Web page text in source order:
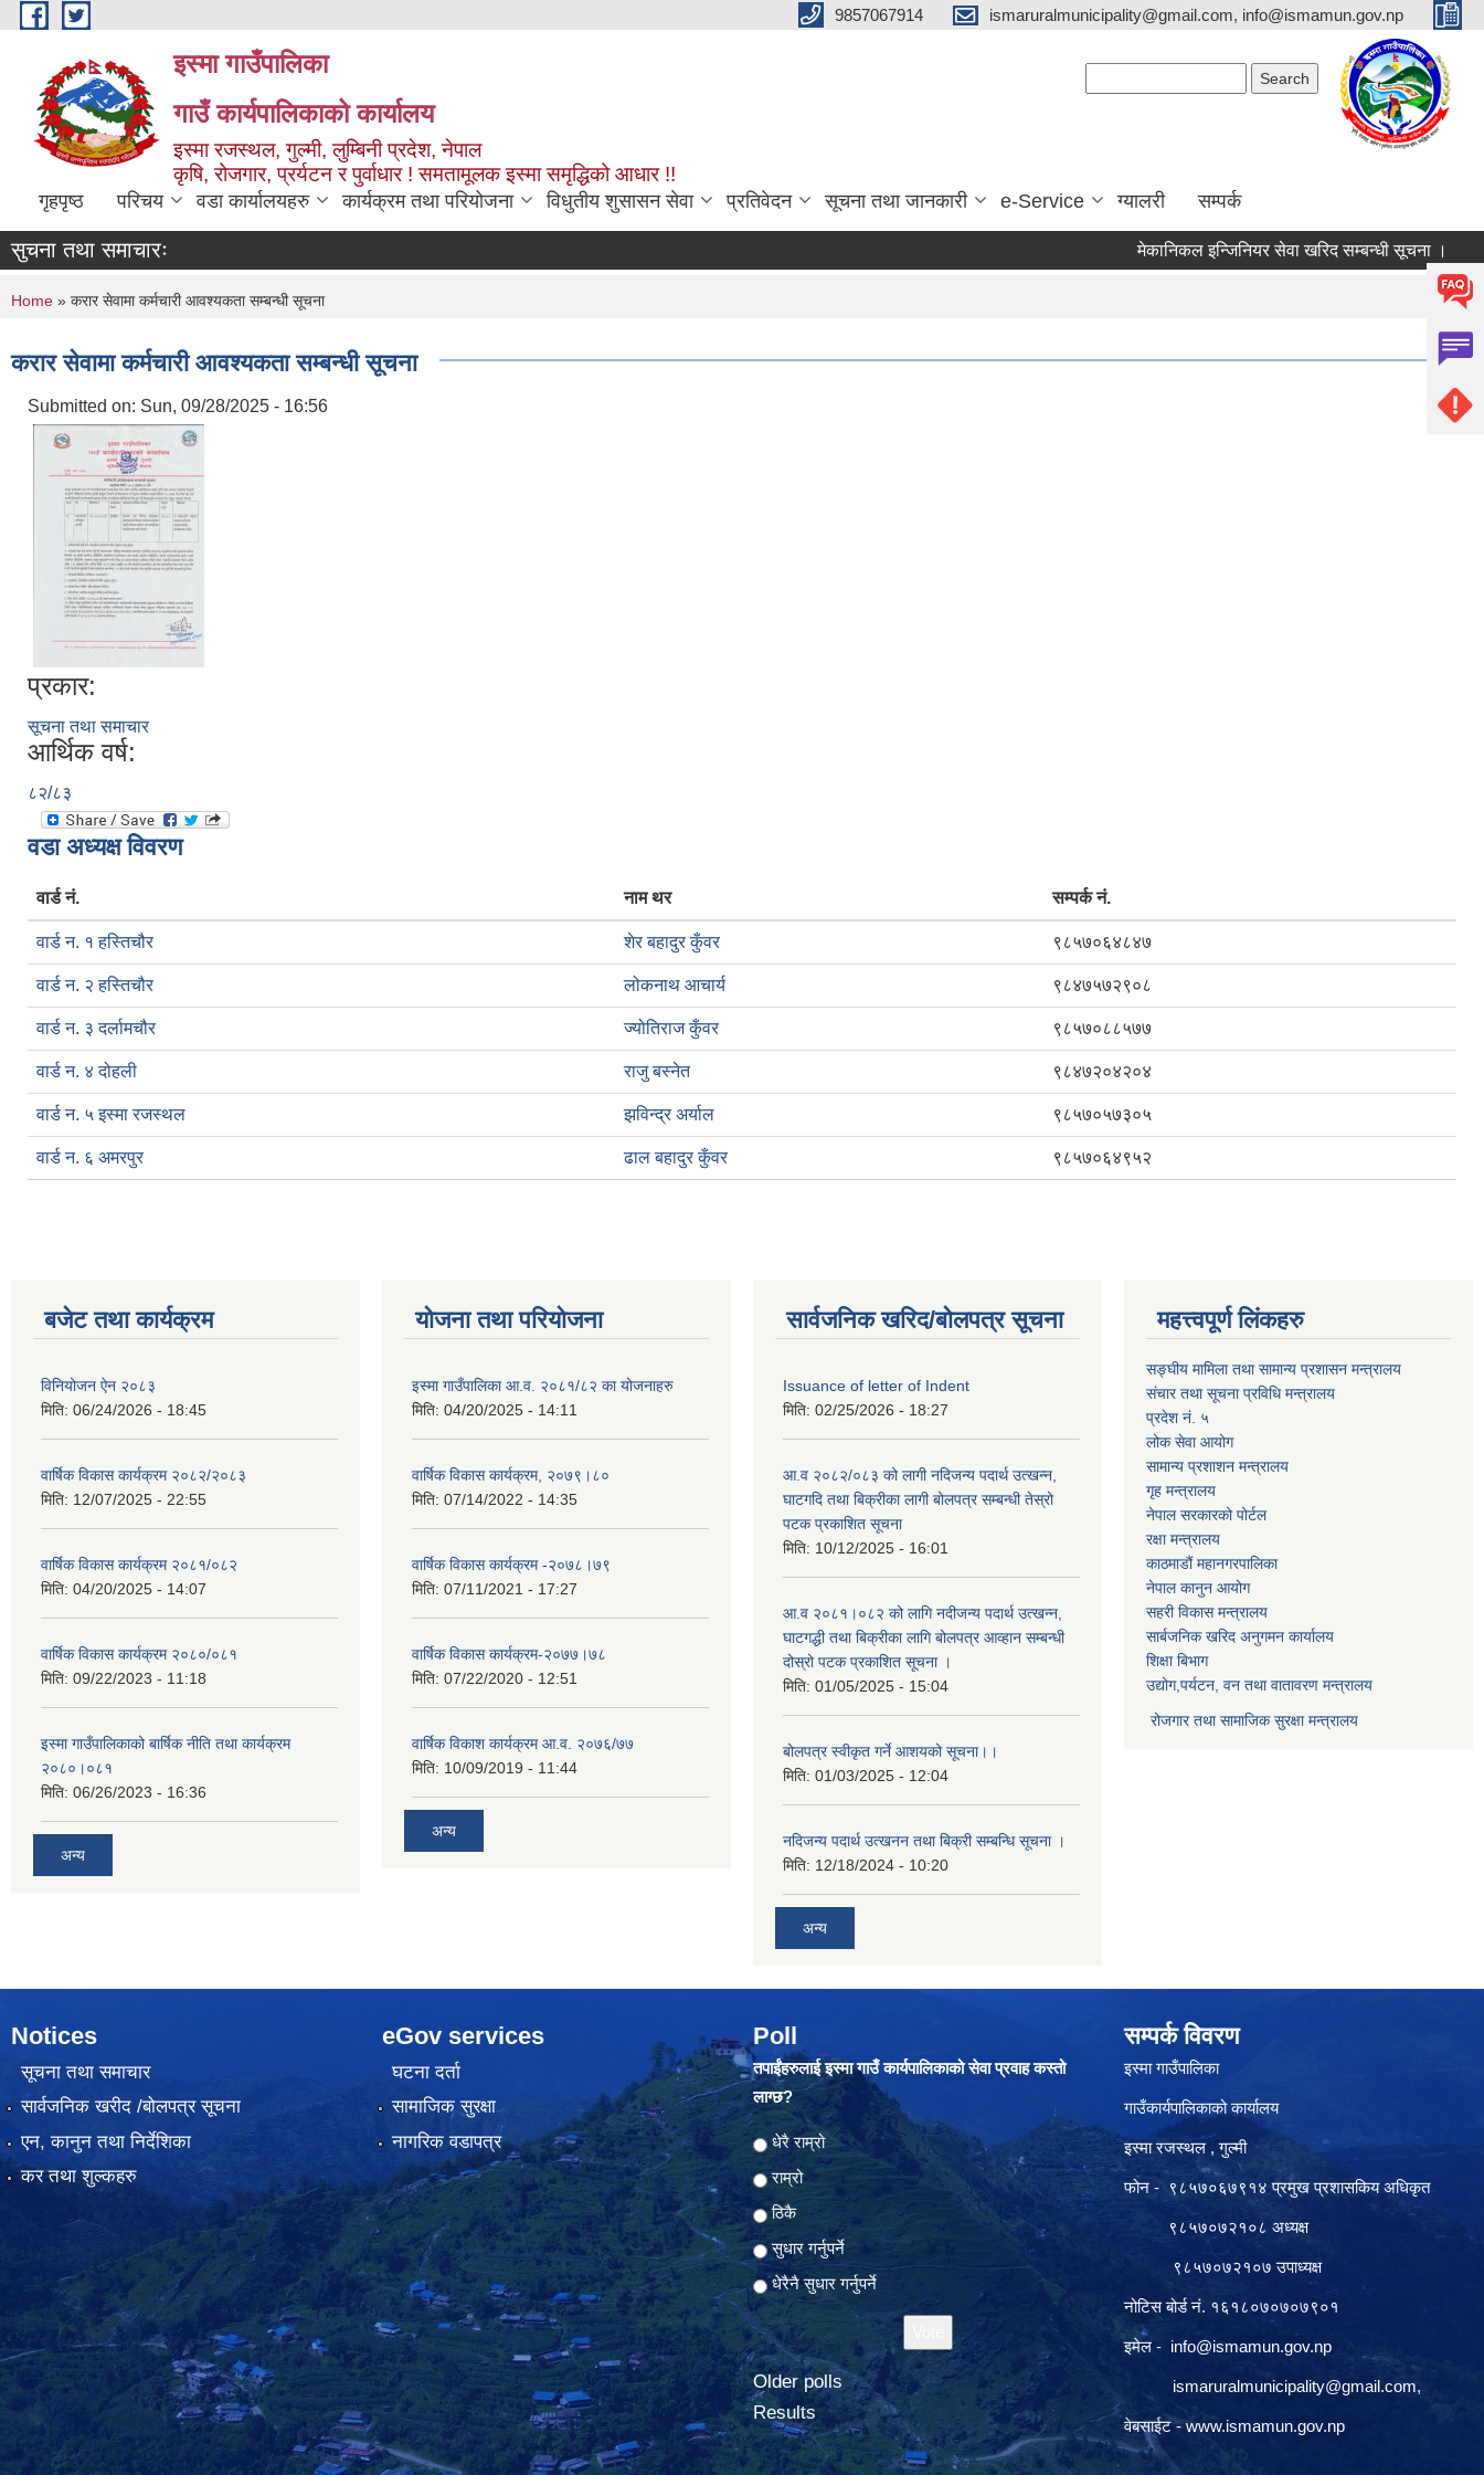
Skip to main content 9857067914 ismaruralmunicipality@gmail.com, info@ismamun.gov.np
इस्मा गाउँपालिका
गाउँ कार्यपालिकाको कार्यालय
इस्मा रजस्थल, गुल्मी, लुम्बिनी प्रदेश, नेपाल
कृषि, रोजगार, प्रर्यटन र पुर्वाधार ! समतामूलक इस्मा समृद्धिको आधार !!
गृहपृष्ठ परिचय वडा कार्यालयहरु कार्यक्रम तथा परियोजना विधुतीय शुसासन सेवा प्रतिवेदन सूचना तथा जानकारी e-Service ग्यालरी सम्पर्क
सुचना तथा समाचारः मेकानिकल इन्जिनियर सेवा खरिद सम्बन्धी सूचना ।
You are here
Home » करार सेवामा कर्मचारी आवश्यकता सम्बन्धी सूचना
करार सेवामा कर्मचारी आवश्यकता सम्बन्धी सूचना
Submitted on: Sun, 09/28/2025 - 16:56
प्रकार:
सूचना तथा समाचार
आर्थिक वर्ष:
८२/८३
वडा अध्यक्ष विवरण
वार्ड नं. नाम थर सम्पर्क नं.
वार्ड न. १ हस्तिचौर शेर बहादुर कुँवर ९८५७०६४८४७
वार्ड न. २ हस्तिचौर लोकनाथ आचार्य ९८४७५७२९०८
वार्ड न. ३ दर्लामचौर ज्योतिराज कुँवर ९८५७०८८५७७
वार्ड न. ४ दोहली राजु बस्नेत ९८४७२०४२०४
वार्ड न. ५ इस्मा रजस्थल झविन्द्र अर्याल ९८५७०५७३०५
वार्ड न. ६ अमरपुर ढाल बहादुर कुँवर ९८५७०६४९५२
बजेट तथा कार्यक्रम
विनियोजन ऐन २०८३
मिति: 06/24/2026 - 18:45
वार्षिक विकास कार्यक्रम २०८२/२०८३
मिति: 12/07/2025 - 22:55
वार्षिक विकास कार्यक्रम २०८१/०८२
मिति: 04/20/2025 - 14:07
वार्षिक विकास कार्यक्रम २०८०/०८१
मिति: 09/22/2023 - 11:18
इस्मा गाउँपालिकाको बार्षिक नीति तथा कार्यक्रम
२०८०।०८१
मिति: 06/26/2023 - 16:36
अन्य
योजना तथा परियोजना
इस्मा गाउँपालिका आ.व. २०८१/८२ का योजनाहरु
मिति: 04/20/2025 - 14:11
वार्षिक विकास कार्यक्रम, २०७९।८०
मिति: 07/14/2022 - 14:35
वार्षिक विकास कार्यक्रम -२०७८।७९
मिति: 07/11/2021 - 17:27
वार्षिक विकास कार्यक्रम-२०७७।७८
मिति: 07/22/2020 - 12:51
वार्षिक विकाश कार्यक्रम आ.व. २०७६/७७
मिति: 10/09/2019 - 11:44
अन्य
सार्वजनिक खरिद/बोलपत्र सूचना
Issuance of letter of Indent
मिति: 02/25/2026 - 18:27
आ.व २०८२/०८३ को लागी नदिजन्य पदार्थ उत्खन्न,
घाटगदि तथा बिक्रीका लागी बोलपत्र सम्बन्धी तेस्रो
पटक प्रकाशित सूचना
मिति: 10/12/2025 - 16:01
आ.व २०८१।०८२ को लागि नदीजन्य पदार्थ उत्खन्न,
घाटगद्धी तथा बिक्रीका लागि बोलपत्र आव्हान सम्बन्धी
दोस्रो पटक प्रकाशित सूचना ।
मिति: 01/05/2025 - 15:04
बोलपत्र स्वीकृत गर्ने आशयको सूचना।।
मिति: 01/03/2025 - 12:04
नदिजन्य पदार्थ उत्खनन तथा बिक्री सम्बन्धि सूचना ।
मिति: 12/18/2024 - 10:20
अन्य
महत्त्वपूर्ण लिंकहरु
सङ्घीय मामिला तथा सामान्य प्रशासन मन्त्रालय
संचार तथा सूचना प्रविधि मन्त्रालय
प्रदेश नं. ५
लोक सेवा आयोग
सामान्य प्रशाशन मन्त्रालय
गृह मन्त्रालय
नेपाल सरकारको पोर्टल
रक्षा मन्त्रालय
काठमाडौं महानगरपालिका
नेपाल कानुन आयोग
सहरी विकास मन्त्रालय
सार्बजनिक खरिद अनुगमन कार्यालय
शिक्षा बिभाग
उद्योग,पर्यटन, वन तथा वातावरण मन्त्रालय
रोजगार तथा सामाजिक सुरक्षा मन्त्रालय
Notices
सूचना तथा समाचार
सार्वजनिक खरीद /बोलपत्र सूचना
एन, कानुन तथा निर्देशिका
कर तथा शुल्कहरु
eGov services
घटना दर्ता
सामाजिक सुरक्षा
नागरिक वडापत्र
Poll
तपाईंहरुलाई इस्मा गाउँ कार्यपालिकाको सेवा प्रवाह कस्तो
लाग्छ?
Choices
धेरै राम्रो
राम्रो
ठिकै
सुधार गर्नुपर्ने
धेरैनै सुधार गर्नुपर्ने
Older polls
Results
सम्पर्क विवरण
इस्मा गाउँपालिका
गाउँकार्यपालिकाको कार्यालय
इस्मा रजस्थल , गुल्मी
फोन - ९८५७०६७९१४ प्रमुख प्रशासकिय अधिकृत
९८५७०७२१०८ अध्यक्ष
९८५७०७२१०७ उपाध्यक्ष
नोटिस बोर्ड नं. १६१८०७०७०७९०१
इमेल - info@ismamun.gov.np
ismaruralmunicipality@gmail.com,
वेबसाईट -www.ismamun.gov.np